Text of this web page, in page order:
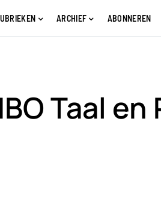
ARCHIEF ABONNEREN
Taal en